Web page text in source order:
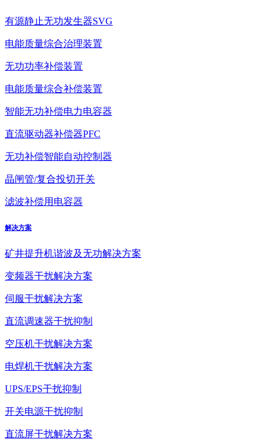
有源静止无功发生器SVG
电能质量综合治理装置
无功功率补偿装置
电能质量综合补偿装置
智能无功补偿电力电容器
直流驱动器补偿器PFC
无功补偿智能自动控制器
晶闸管/复合投切开关
滤波补偿用电容器
解决方案
矿井提升机谐波及无功解决方案
变频器干扰解决方案
伺服干扰解决方案
直流调速器干扰抑制
空压机干扰解决方案
电焊机干扰解决方案
UPS/EPS干扰抑制
开关电源干扰抑制
直流屏干扰解决方案